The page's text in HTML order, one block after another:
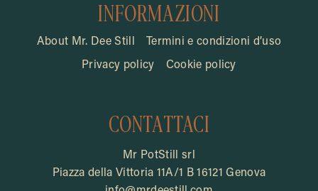
INFORMAZIONI
About Mr. Dee Still Termini e condizioni d’uso
Privacy policy Cookie policy
CONTATTACI
Mr PotStill srl
Piazza della Vittoria 11A/1 B 16121 Genova